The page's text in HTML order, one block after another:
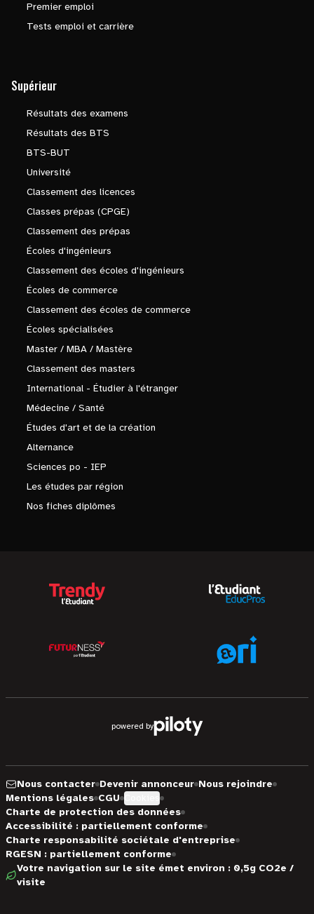
Premier emploi
Tests emploi et carrière
Supérieur
Résultats des examens
Résultats des BTS
BTS-BUT
Université
Classement des licences
Classes prépas (CPGE)
Classement des prépas
Écoles d'ingénieurs
Classement des écoles d'ingénieurs
Écoles de commerce
Classement des écoles de commerce
Écoles spécialisées
Master / MBA / Mastère
Classement des masters
International - Étudier à l'étranger
Médecine / Santé
Études d'art et de la création
Alternance
Sciences po - IEP
Les études par région
Nos fiches diplômes
powered by
Nous contacter Devenir annonceur Nous rejoindre
Mentions légales CGU
Charte de protection des données
Accessibilité : partiellement conforme
Charte responsabilité sociétale d'entreprise
RGESN : partiellement conforme
Votre navigation sur le site émet environ : 0,5g CO2e /
visite